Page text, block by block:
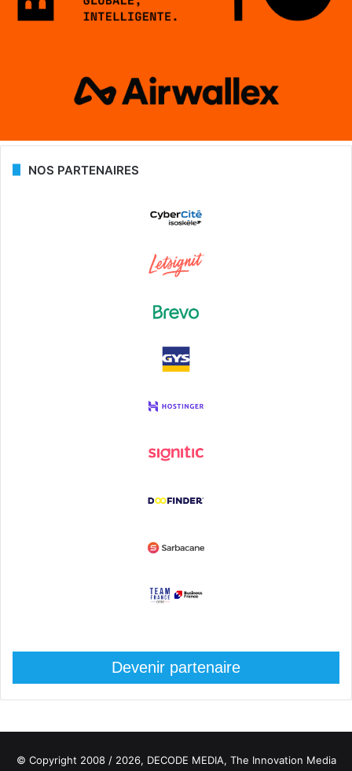
NOS PARTENAIRES
Devenir partenaire
© Copyright 2008 / 2026, DECODE MEDIA, The Innovation Media